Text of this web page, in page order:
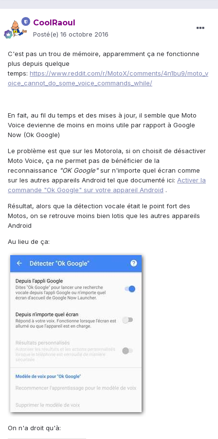
CoolRaoul
Posté(e) 16 octobre 2016
C'est pas un trou de mémoire, apparemment ça ne fonctionne
plus depuis quelque
temps: https://www.reddit.com/r/MotoX/comments/4n1bu9/moto_v
oice_cannot_do_some_voice_commands_while/
En fait, au fil du temps et des mises à jour, il semble que Moto
Voice devienne de moins en moins utile par rapport à Google
Now (Ok Google)
Le problème est que sur les Motorola, si on choisit de désactiver
Moto Voice, ça ne permet pas de bénéficier de la
reconnaissance "OK Google"sur n'importe quel écran comme
sur les autres appareils Android tel que documenté ici: Activer la
commande "Ok Google" sur votre appareil Android .
Résultat, alors que la détection vocale était le point fort des
Motos, on se retrouve moins bien lotis que les autres appareils
Android
Au lieu de ça:
On n'a droit qu'à: